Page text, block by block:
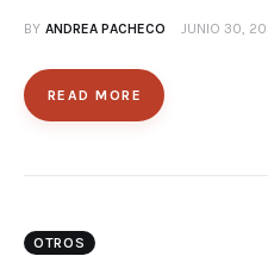
BY ANDREA PACHECO JUNIO 30,
READ MORE
OTROS